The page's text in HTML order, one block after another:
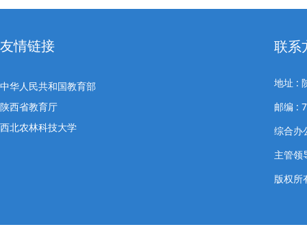
友情链接
中华人民共和国教育部
陕西省教育厅
西北农林科技大学
联系
地址 :
邮编 :
综合办
主管
版权